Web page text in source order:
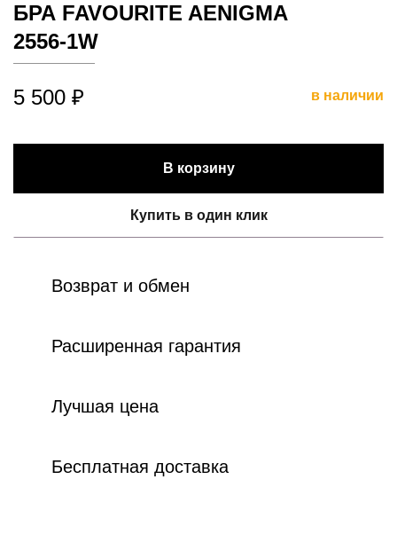
БРА FAVOURITE AENIGMA
2556-1W
5 500 ₽ в наличии
В корзину
Купить в один клик
Возврат и обмен
Расширенная гарантия
Лучшая цена
Бесплатная доставка